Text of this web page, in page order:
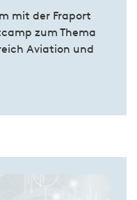
mit der Fraport
zum Thema
Aviation und